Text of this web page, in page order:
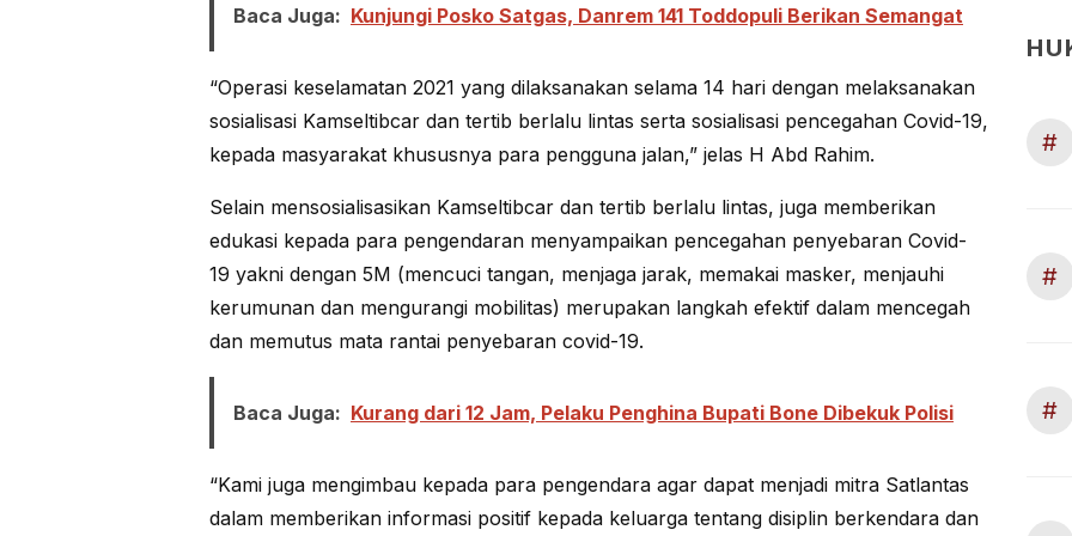
Baca Juga: Kunjungi Posko Satgas, Danrem 141 Toddopuli Berikan Semangat
“Operasi keselamatan 2021 yang dilaksanakan selama 14 hari dengan melaksanakan
sosialisasi Kamseltibcar dan tertib berlalu lintas serta sosialisasi pencegahan Covid-19,
kepada masyarakat khususnya para pengguna jalan,” jelas H Abd Rahim.
Selain mensosialisasikan Kamseltibcar dan tertib berlalu lintas, juga memberikan
edukasi kepada para pengendaran menyampaikan pencegahan penyebaran Covid-
19 yakni dengan 5M (mencuci tangan, menjaga jarak, memakai masker, menjauhi
kerumunan dan mengurangi mobilitas) merupakan langkah efektif dalam mencegah
dan memutus mata rantai penyebaran covid-19.
Baca Juga: Kurang dari 12 Jam, Pelaku Penghina Bupati Bone Dibekuk Polisi
“Kami juga mengimbau kepada para pengendara agar dapat menjadi mitra Satlantas
dalam memberikan informasi positif kepada keluarga tentang disiplin berkendara dan
#
#
#